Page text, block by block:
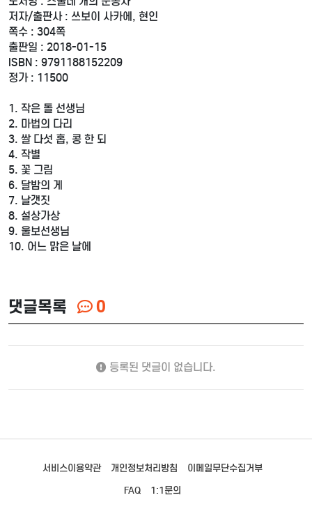
저자/출판사 : 쓰보이 사카에, 현인
쪽수 : 304쪽
출판일 : 2018-01-15
ISBN : 9791188152209
정가 : 11500
1. 작은 돌 선생님
2. 마법의 다리
3. 쌀 다섯 홉, 콩 한 되
4. 작별
5. 꽃 그림
6. 달밤의 게
7. 날갯짓
8. 설상가상
9. 울보선생님
10. 어느 맑은 날에
댓글목록 0
등록된 댓글이 없습니다.
서비스이용약관 개인정보처리방침
이메일무단수집거부
FAQ
1:1문의